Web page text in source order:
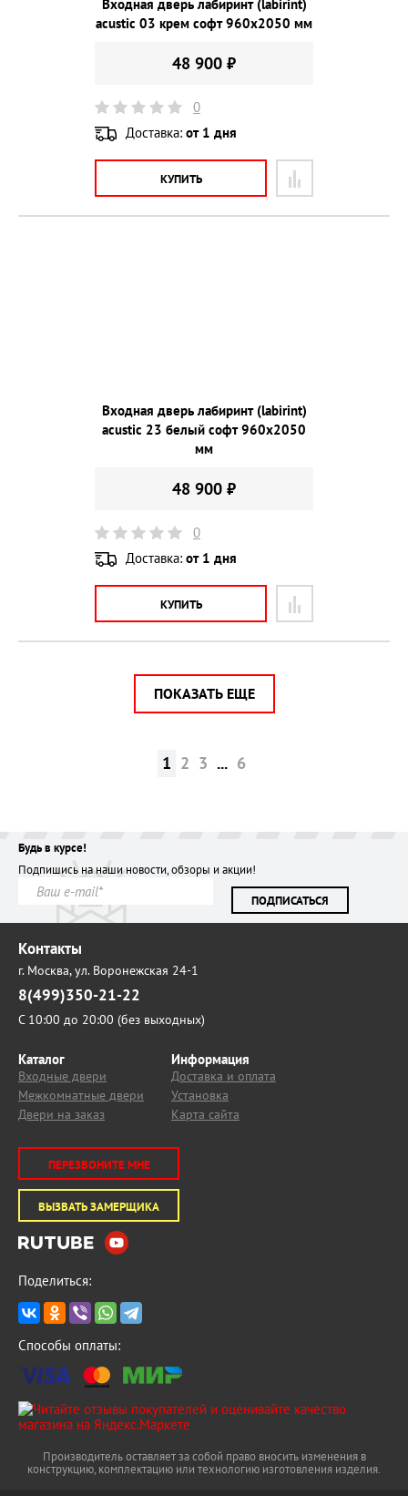
Входная дверь лабиринт (labirint)
acustic 03 крем софт 960х2050 мм
48 900 ₽
0
Доставка: от 1 дня
КУПИТЬ
Входная дверь лабиринт (labirint)
acustic 23 белый софт 960х2050
мм
48 900 ₽
0
Доставка: от 1 дня
КУПИТЬ
ПОКАЗАТЬ ЕЩЕ
1 2 3 ... 6
Будь в курсе!
Подпишись на наши новости, обзоры и акции!
ПОДПИСАТЬСЯ
Контакты
г. Москва,ул. Воронежская 24-1
8(499)350-21-22
С 10:00 до 20:00 (без выходных)
Каталог
Входные двери
Межкомнатные двери
Двери на заказ
Информация
Доставка и оплата
Установка
Карта сайта
ПЕРЕЗВОНИТЕ МНЕ
ВЫЗВАТЬ ЗАМЕРЩИКА
Поделиться:
Способы оплаты:
Производитель оставляет за собой право вносить изменения в
конструкцию, комплектацию или технологию изготовления изделия.